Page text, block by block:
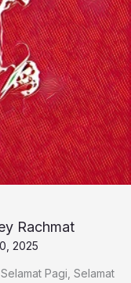
Rachmat
2025
Pagi, Selamat